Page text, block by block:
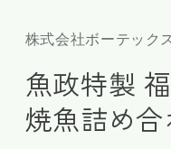
株式会社ボーテック
魚政特製
焼魚詰め